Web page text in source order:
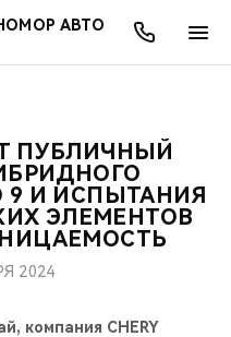
АВТО
ПУБЛИЧНЫЙ
9 И ИСПЫТАНИЯ
ЭЛЕМЕНТОВ
2024
компания CHERY